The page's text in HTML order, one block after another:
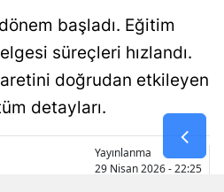
Rize
Sakarya
Siirt
Sinop
başladı. Eğitim
süreçleri hızlandı.
doğrudan etkileyen
detayları.
Yayınlanma
29 Nisan 2026 - 22:25